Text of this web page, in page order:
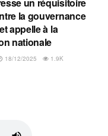
un réquisitoire
la gouvernance
appelle à la
nationale
18/12/2025 1.9K